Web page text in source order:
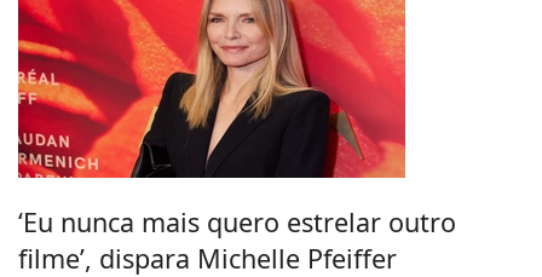
‘Eu nunca mais quero estrelar outro
filme’, dispara Michelle Pfeiffer